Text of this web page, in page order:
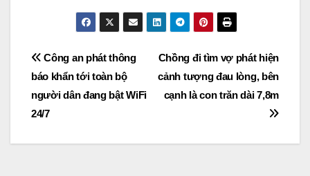
Post
navigation
Chồng đi tìm vợ phát hiện
cảnh tượng đau lòng, bên
cạnh là con trăn dài 7,8m
Công an phát thông
báo khẩn tới toàn bộ
người dân đang bật WiFi
24/7